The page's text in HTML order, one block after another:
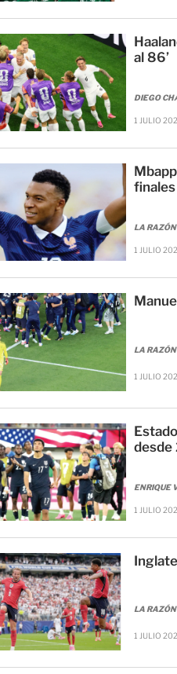
al 86’
DIEGO
1 JULIO
finales
LA
1 JULIO
LA
1 JULIO
ENRIQUE
1 JULIO
LA
1 JULIO